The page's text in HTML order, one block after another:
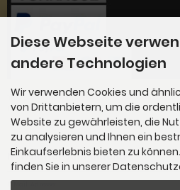
''Ihre Bestellung können Sie bei uns per Vorkasse
l bietet Ihnen auch die Möglichkeit mit Kreditkarte,
Newsletter-Anmeldung
E-Mail-Adresse:
Diese Webseite
andere Technologien
Wir verwenden Cookies und
von Drittanbietern, um die
Website zu gewährleisten, die
zu analysieren und Ihnen ein
Einkaufserlebnis bieten zu
finden Sie in unserer